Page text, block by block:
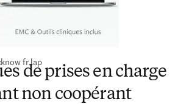
fr lap
de prises en charge
non coopérant